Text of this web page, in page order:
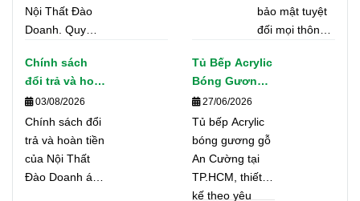
quyền lợi tốt
và đúng theo
Nội Thất Đào
Doanh. Quy
báo giá, ký hợp
đồng, sản xuất,
giao hàng, lắp
đặt và bảo hành
minh bạch,
nhanh chóng.
bảo mật tuyệt
đối mọi thông
khách hàng khi
sử dụng
ký tư vấn,
nhận báo giá
và mua sản
phẩm.
Chính sách
đổi trả và hoàn
tiền | Nội Thất
Đào Doanh
03/08/2026
Chính sách đổi
trả và hoàn tiền
của Nội Thất
Đào Doanh áp
Tủ Bếp Acrylic
Bóng Gương
Gỗ An Cường
Tại TP.HCM –
Thiết Kế Hiện
Đại, Thi Công
Chuyên
Nghiệp, Báo
27/06/2026
Tủ bếp Acrylic
bóng gương gỗ
An Cường tại
TP.HCM, thiết
kế theo yêu